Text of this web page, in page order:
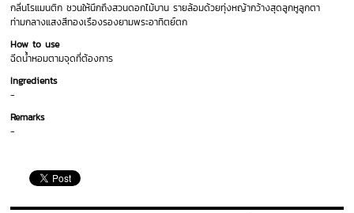
กลิ่นโรแมนติก ชวนให้นึกถึงสวนดอกไม้บาน รายล้อมด้วยทุ่งหญ้ากว้างสุดลูกหูลูกตา
ท่ามกลางแสงสีทองเรืองรองยามพระอาทิตย์ตก
How to use
ฉีดน้ำหอมตามจุดที่ต้องการ
Ingredients
-
Remarks
-